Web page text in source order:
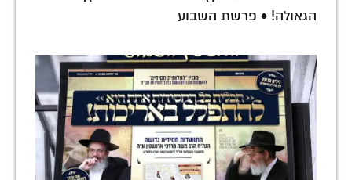
הגאולה! • פרשת השבוע